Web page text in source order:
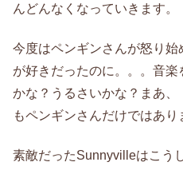
んどんなくなっていきます。
今度はペンギンさんが怒り
が好きだったのに。。。音
かな？うるさいかな？まあ
もペンギンさんだけではあり
素敵だったSunnyvilleはこう